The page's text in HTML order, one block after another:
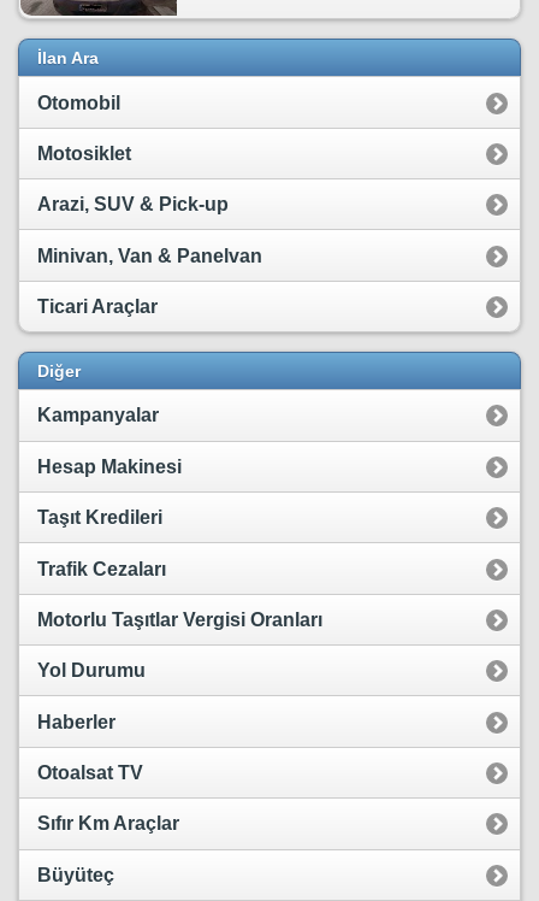
İlan Ara
Otomobil
Motosiklet
Arazi, SUV & Pick-up
Minivan, Van & Panelvan
Ticari Araçlar
Diğer
Kampanyalar
Hesap Makinesi
Taşıt Kredileri
Trafik Cezaları
Motorlu Taşıtlar Vergisi Oranları
Yol Durumu
Haberler
Otoalsat TV
Sıfır Km Araçlar
Büyüteç